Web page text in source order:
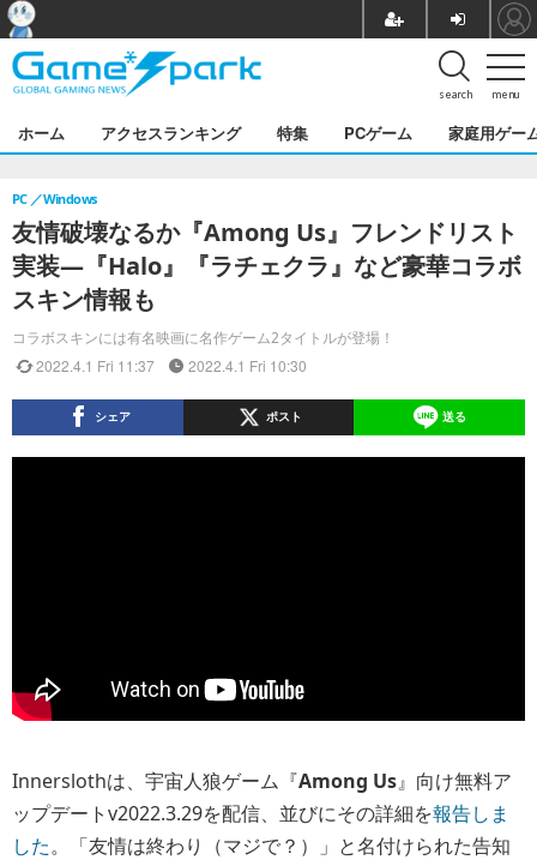
menu
search
ホーム アクセスランキング 特集 PCゲーム 家庭用ゲー
友情破壊なるか『Among Us』フレンドリスト
実装―『Halo』『ラチェクラ』など豪華コラボ
スキン情報も
コラボスキンには有名映画に名作ゲーム2タイトルが登場！
PC Windows
2022.4.1 Fri 11:37 2022.4.1 Fri 10:30
シェア ポスト 送る
Innerslothは、宇宙人狼ゲーム『Among Us』向け無料ア
ップデートv2022.3.29を配信、並びにその詳細を報告しま
した。「友情は終わり（マジで？）」と名付けられた告知